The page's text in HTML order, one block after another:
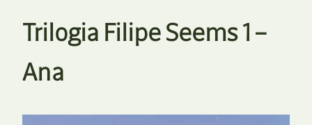
Trilogia Filipe Seems 1 –
Ana